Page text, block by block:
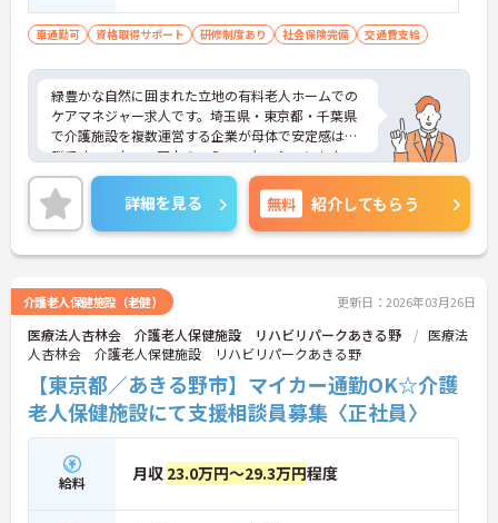
車通勤可 資格取得サポート 研修制度あり 社会保険完備 交通費支給
緑豊かな自然に囲まれた立地の有料老人ホームでの
ケアマネジャー求人です。埼玉県・東京都・千葉県
で介護施設を複数運営する企業が母体で安定感は抜
群です。スタッフ同士のコミュニケーションもよ
く、長く安心して働いていただける環境です。車通
勤も可能で無料駐車場もあります。ご興味のある方
は面接対策等お伝えいたしますのでお気軽にお問い
合わせ下さい。
詳細を見る 無料 紹介してもらう
介護老人保健施設（老健） 更新日：2026年03月26日
医療法人杏林会 介護老人保健施設 リハビリパークあきる野
医療法
人杏林会 介護老人保健施設 リハビリパークあきる野
【東京都／あきる野市】マイカー通勤OK☆介護
老人保健施設にて支援相談員募集〈正社員〉
給料 月収 23.0万円～29.3万円程度